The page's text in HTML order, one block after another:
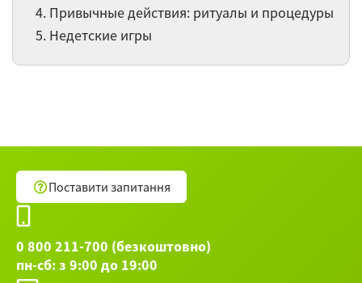
Как создать настроение праздника
помочь близким.
Остальные 71 вебинаров категории Психология и
личностный рост ►
Привычные действия: ритуалы и процедуры
Недетские игры
Поставити запитання
0 800 211-700 (безкоштовно)
пн-сб: з 9:00 до 19:00